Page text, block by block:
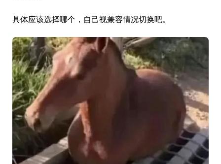
具体应该选择哪个，自己视兼容情况切换吧。